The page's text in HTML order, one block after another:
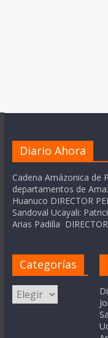
Diario Ahora
Cadena Amázonica de
departamentos de
Huanuco DIRECTOR
Sandoval Ucayali:
Arias Padilla
Categorías
Categorías